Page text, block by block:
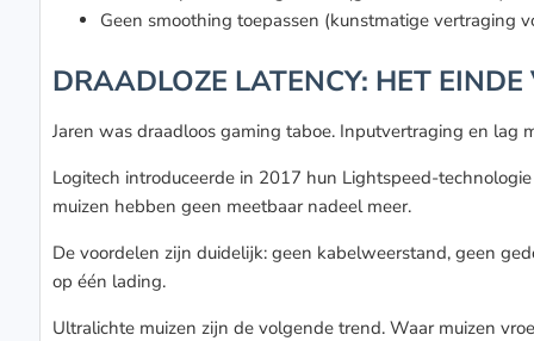
Geen smoothing toepassen (kunstmatige vertraging
DRAADLOZE LATENCY: HET
Jaren was draadloos gaming taboe. Inputvertraging en lag
Logitech introduceerde in 2017 hun Lightspeed-
muizen hebben geen meetbaar nadeel meer.
De voordelen zijn duidelijk: geen kabelweerstand, geen
op één lading.
Ultralichte muizen zijn de volgende trend. Waar muizen